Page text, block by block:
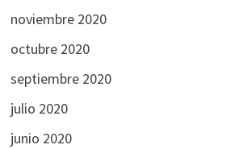
noviembre 2020
octubre 2020
septiembre 2020
julio 2020
junio 2020